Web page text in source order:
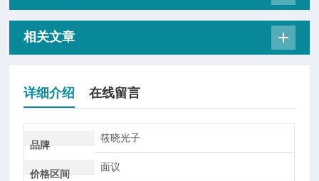
相关文章
详细介绍 在线留言
品牌
筱晓光子
价格区间
面议